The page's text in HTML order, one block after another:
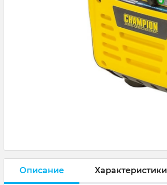
Описание Характеристики